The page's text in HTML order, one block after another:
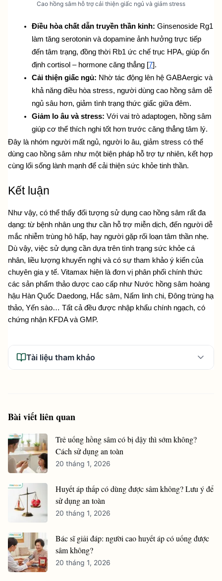
Cao hồng sâm hỗ trợ cải thiện giấc ngủ và giảm stress
Điều hòa chất dẫn truyền thần kinh: Ginsenoside Rg1
làm tăng serotonin và dopamine ảnh hưởng trực tiếp
đến tâm trạng, đồng thời Rb1 ức chế trục HPA, giúp ổn
định cortisol – hormone căng thẳng [7].
Cải thiện giấc ngủ: Nhờ tác động lên hệ GABAergic và
khả năng điều hòa stress, người dùng cao hồng sâm dễ
ngủ sâu hơn, giảm tình trạng thức giấc giữa đêm.
Giảm lo âu và stress: Với vai trò adaptogen, hồng sâm
giúp cơ thể thích nghi tốt hơn trước căng thẳng tâm lý.
Đây là nhóm người mất ngủ, người lo âu, giảm stress có thể
dùng cao hồng sâm như một biện pháp hỗ trợ tự nhiên, kết hợp
cùng lối sống lành mạnh để cải thiện sức khỏe tinh thần.
Kết luận
Như vậy, có thể thấy đối tượng sử dụng cao hồng sâm rất đa
dạng: từ bệnh nhân ung thư cần hỗ trợ miễn dịch, đến người dễ
mắc nhiễm trùng hô hấp, hay người gặp rối loạn tâm thần nhẹ.
Dù vậy, việc sử dụng cần dựa trên tình trạng sức khỏe cá
nhân, liều lượng khuyến nghị và có sự tham khảo ý kiến của
chuyên gia y tế. Vitamax hiện là đơn vị phân phối chính thức
các sản phẩm thảo dược cao cấp như Nước hồng sâm hoàng
hậu Hàn Quốc Daedong, Hắc sâm, Nấm linh chi, Đông trùng hạ
thảo, Yến sào… Tất cả đều được nhập khẩu chính ngạch, có
chứng nhận KFDA và GMP.
Tài liệu tham khảo
Bài viết liên quan
Trẻ uống hồng sâm có bị dậy thì sớm không?
Cách sử dụng an toàn
20 tháng 1, 2026
Huyết áp thấp có dùng được sâm không? Lưu ý để
sử dụng an toàn
20 tháng 1, 2026
Bác sĩ giải đáp: người cao huyết áp có uống được
sâm không?
20 tháng 1, 2026